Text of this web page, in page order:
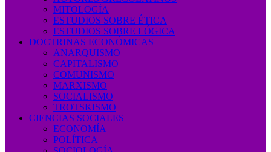
MITOLOGÍA
ESTUDIOS SOBRE ÉTICA
ESTUDIOS SOBRE LÓGICA
DOCTRINAS ECONÓMICAS
ANARQUISMO
CAPITALISMO
COMUNISMO
MARXISMO
SOCIALISMO
TROTSKISMO
CIENCIAS SOCIALES
ECONOMÍA
POLÍTICA